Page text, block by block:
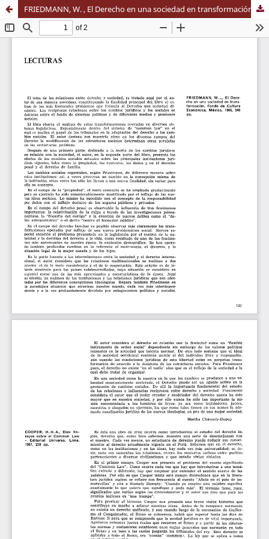
FRIEDMANN, W. , El Derecho en una sociedad en transformación, Fondo de Cultura Económica, México, 1966, 546 pp.